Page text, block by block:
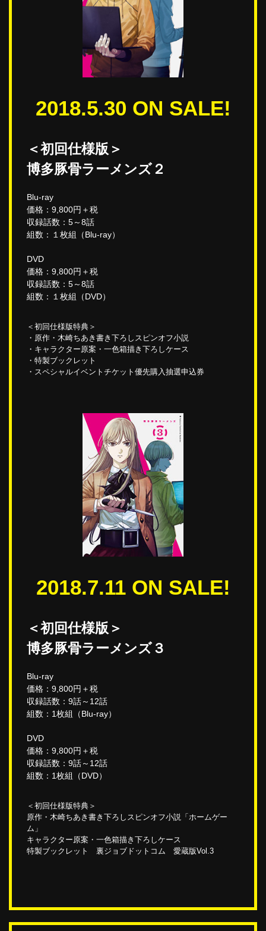
2018.5.30 ON SALE!
＜初回仕様版＞
博多豚骨ラーメンズ２
Blu-ray
価格：9,800円＋税
収録話数：5～8話
組数：１枚組（Blu-ray）
DVD
価格：9,800円＋税
収録話数：5～8話
組数：１枚組（DVD）
＜初回仕様版特典＞
・原作・木崎ちあき書き下ろしスピンオフ小説
・キャラクター原案・一色箱描き下ろしケース
・特製ブックレット
・スペシャルイベントチケット優先購入抽選申込券
2018.7.11 ON SALE!
＜初回仕様版＞
博多豚骨ラーメンズ３
Blu-ray
価格：9,800円＋税
収録話数：9話～12話
組数：1枚組（Blu-ray）
DVD
価格：9,800円＋税
収録話数：9話～12話
組数：1枚組（DVD）
＜初回仕様版特典＞
原作・木崎ちあき書き下ろしスピンオフ小説「ホームゲー
ム」
キャラクター原案・一色箱描き下ろしケース
特製ブックレット 裏ジョブドットコム 愛蔵版Vol.3